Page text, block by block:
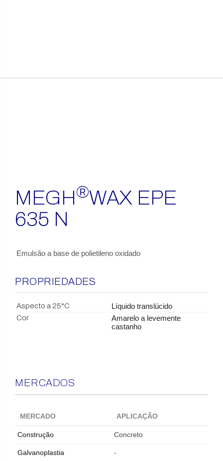
MEGH®WAX EPE
635 N
Emulsão a base de polietileno oxidado
PROPRIEDADES
Aspecto a 25°C Líquido translúcido
Cor
Amarelo a levemente
castanho
MERCADOS
MERCADO APLICAÇÃO
Construção Concreto
Galvanoplastia -